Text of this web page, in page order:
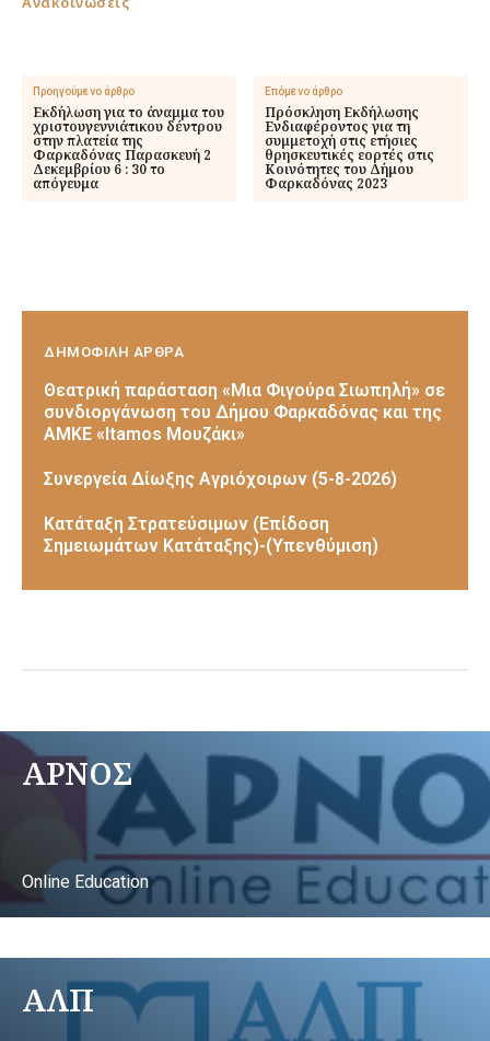
Προηγούμενο άρθρο
Εκδήλωση για το άναμμα του
χριστουγεννιάτικου δέντρου
στην πλατεία της
Φαρκαδόνας Παρασκευή 2
Δεκεμβρίου 6 : 30 το
απόγευμα
Επόμενο άρθρο
Πρόσκληση Εκδήλωσης
Ενδιαφέροντος για τη
συμμετοχή στις ετήσιες
θρησκευτικές εορτές στις
Κοινότητες του Δήμου
Φαρκαδόνας 2023
ΔΗΜΟΦΙΛΗ ΑΡΘΡΑ
Θεατρική παράσταση «Μια Φιγούρα Σιωπηλή» σε
συνδιοργάνωση του Δήμου Φαρκαδόνας και της
ΑΜΚΕ «Itamos Μουζάκι»
Συνεργεία Δίωξης Αγριόχοιρων (5-8-2026)
Κατάταξη Στρατεύσιμων (Επίδοση
Σημειωμάτων Κατάταξης)-(Υπενθύμιση)
ΑΡΝΟΣ
Online Education
ΑΛΠ